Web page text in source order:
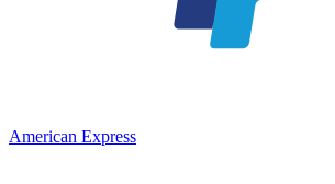
American Express